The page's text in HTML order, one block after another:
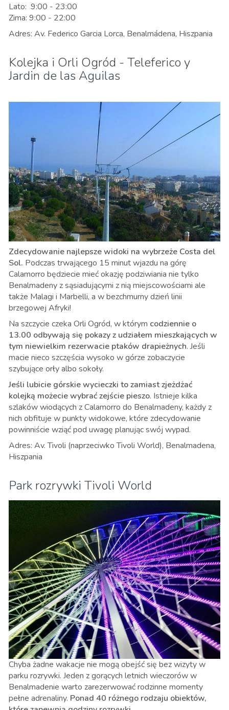
Lato: 9:00 - 23:00
Zima: 9:00 - 22:00
Adres: Av. Federico Garcia Lorca, Benalmádena, Hiszpania
Kolejka i Orli Ogród - Teleferico y
Jardin de las Aguilas
Zdecydowanie najlepsze widoki na wybrzeże Costa del
Sol. Podczas trwającego 15 minut wjazdu na górę
Calamorro będziecie mieć okazję podziwiania nie tylko
Benalmadeny z sąsiadującymi z nią miejscowościami ale
także Malagi i Marbelli, a w bezchmurny dzień linii
brzegowej Afryki!
Na szczycie czeka Orli Ogród, w którym codziennie o
13.00 odbywają się pokazy z udziałem mieszkających w
tym niewielkim rezerwacie ptaków drapieżnych. Jeśli
macie nieco szczęścia wysoko w górze zobaczycie
szybujące orły albo sokoły.
Jeśli lubicie górskie wycieczki to zamiast zjeżdżać
kolejką możecie wybrać zejście pieszo. Istnieje kilka
szlaków wiodących z Calamorro do Benalmadeny, każdy z
nich obfituje w punkty widokowe, które zdecydowanie
powinniście wziąć pod uwagę planując swój wypad.
Adres: Av. Tivoli (naprzeciwko Tivoli World), Benalmadena,
Hiszpania
Park rozrywki Tivoli World
Chyba żadne wakacje nie mogą obejść się bez wizyty w
parku rozrywki. Jeden z gorących letnich wieczorów w
Benalmadenie warto zarezerwować rodzinne momenty
pełne adrenaliny. Ponad 40 różnego rodzaju obiektów,